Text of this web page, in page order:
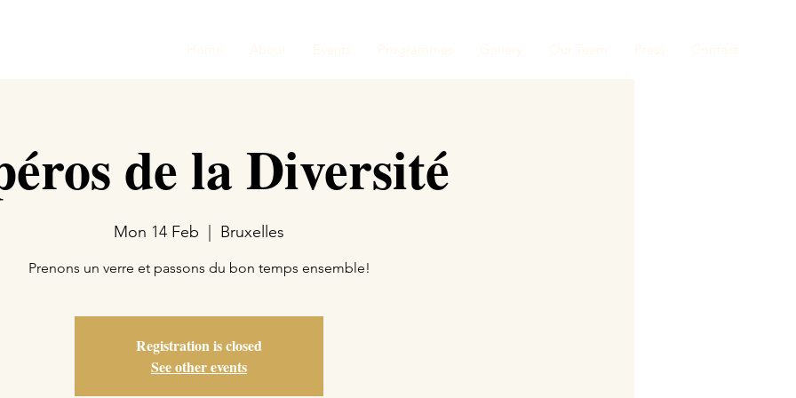
Home About Events Programmes Gallery Our Team Press Contact
de la Diversité
Mon 14 Feb Bruxelles
Prenons un verre et passons du bon temps ensemble!
Registration is closed
See other events